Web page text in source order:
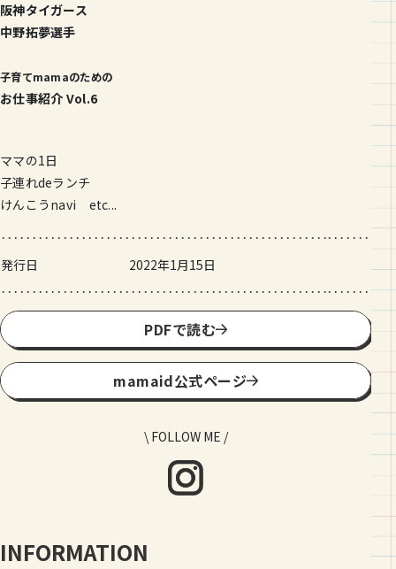
阪神タイガース
中野拓夢選手
子育てmamaのための
お仕事紹介 Vol.6
ママの1日
子連れdeランチ
けんこうnavi etc...
発行日 2022年1月15日
PDFで読む
mamaid公式ページ
\ FOLLOW ME /
INFORMATION